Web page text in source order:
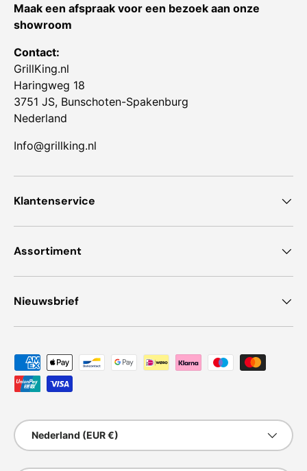
Maak een afspraak voor een bezoek aan onze
showroom
Contact:
GrillKing.nl
Haringweg 18
3751 JS, Bunschoten-Spakenburg
Nederland
Info@grillking.nl
Klantenservice
Assortiment
Nieuwsbrief
Geaccepteerde betaalmethoden
Land/Regio
Nederland (EUR €)